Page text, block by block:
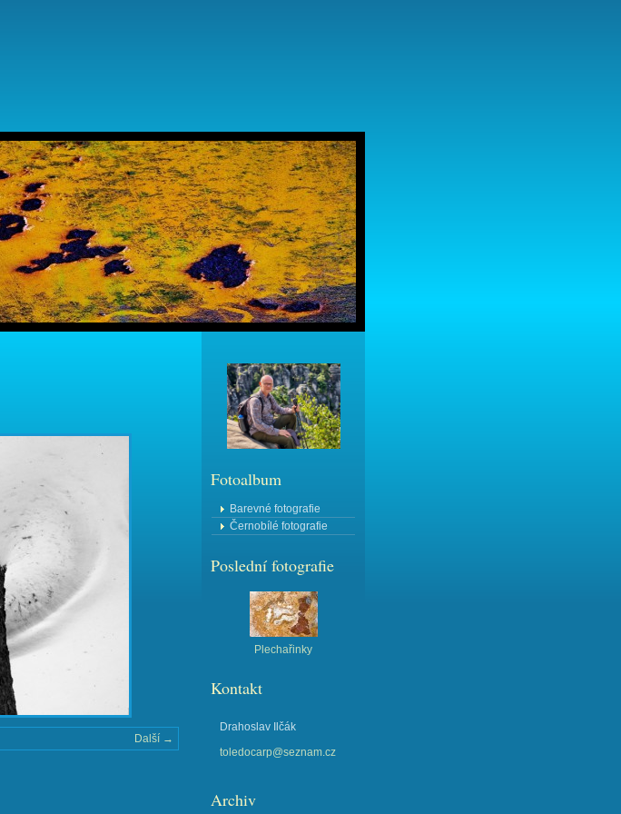
Další →
Fotoalbum
Barevné fotografie
Černobílé fotografie
Poslední fotografie
Plechařinky
Kontakt
Drahoslav Ilčák
toledocarp@seznam.cz
Archiv